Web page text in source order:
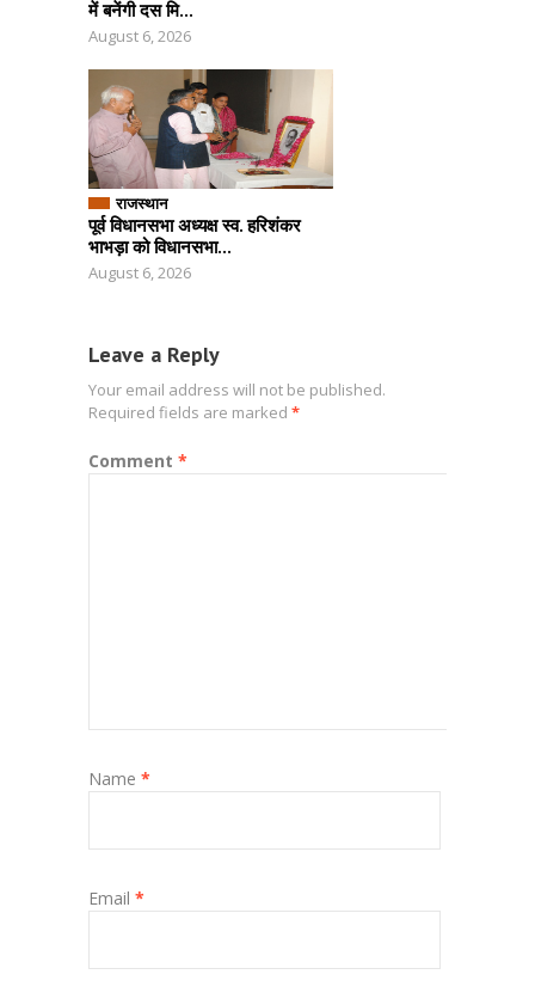
में बनेंगी दस मि...
August 6, 2026
राजस्थान
पूर्व विधानसभा अध्यक्ष स्व. हरिशंकर
भाभड़ा को विधानसभा...
August 6, 2026
Leave a Reply
Your email address will not be published.
Required fields are marked *
Comment *
Name *
Email *